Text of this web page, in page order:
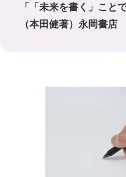
「「未来を書く」こと
（本田健著）永岡書店